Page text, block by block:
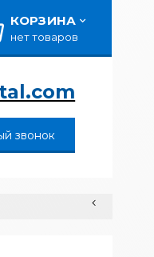
КОРЗИНА
нет товаров
звонок